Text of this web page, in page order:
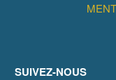
SUIVEZ-NOUS